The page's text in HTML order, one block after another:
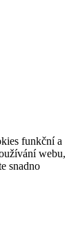
funkční a
webu,
snadno